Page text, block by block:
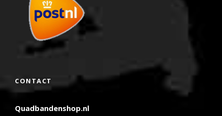
CONTACT
Quadbandenshop.nl